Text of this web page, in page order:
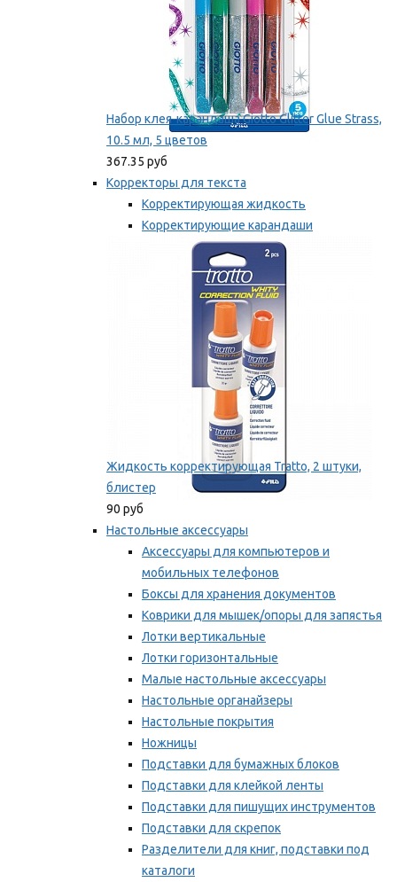
Набор клея-карандаша Giotto Glitter Glue Strass,
10.5 мл, 5 цветов
367.35 руб
Корректоры для текста
Корректирующая жидкость
Корректирующие карандаши
Корректирующие ленты
Мы рекомендуем
Жидкость корректирующая Tratto, 2 штуки,
блистер
90 руб
Настольные аксессуары
Аксессуары для компьютеров и
мобильных телефонов
Боксы для хранения документов
Коврики для мышек/опоры для запястья
Лотки вертикальные
Лотки горизонтальные
Малые настольные аксессуары
Настольные органайзеры
Настольные покрытия
Ножницы
Подставки для бумажных блоков
Подставки для клейкой ленты
Подставки для пишущих инструментов
Подставки для скрепок
Разделители для книг, подставки под
каталоги